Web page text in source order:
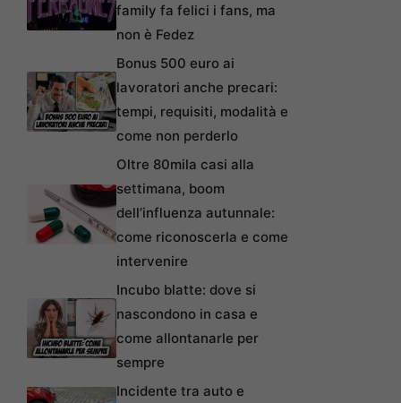
family fa felici i fans, ma
non è Fedez
Bonus 500 euro ai
lavoratori anche precari:
tempi, requisiti, modalità e
come non perderlo
Oltre 80mila casi alla
settimana, boom
dell’influenza autunnale:
come riconoscerla e come
intervenire
Incubo blatte: dove si
nascondono in casa e
come allontanarle per
sempre
Incidente tra auto e